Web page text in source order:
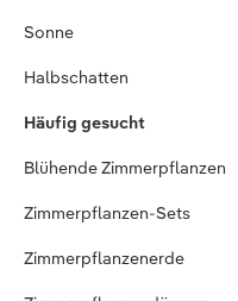
Sonne
Halbschatten
Häufig gesucht
Blühende Zimmerpflanzen
Zimmerpflanzen-Sets
Zimmerpflanzenerde